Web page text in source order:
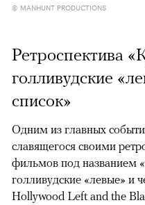
© MANHUNT PRODUCTIONS
Ретроспектива
голливудские
список»
Одним из главных
славящегося своими
фильмов под названием
голливудские «левые» и
Hollywood Left and the